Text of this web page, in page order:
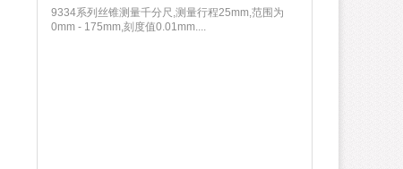
9334系列丝锥测量千分尺,测量行程25mm,范围为
0mm - 175mm,刻度值0.01mm....